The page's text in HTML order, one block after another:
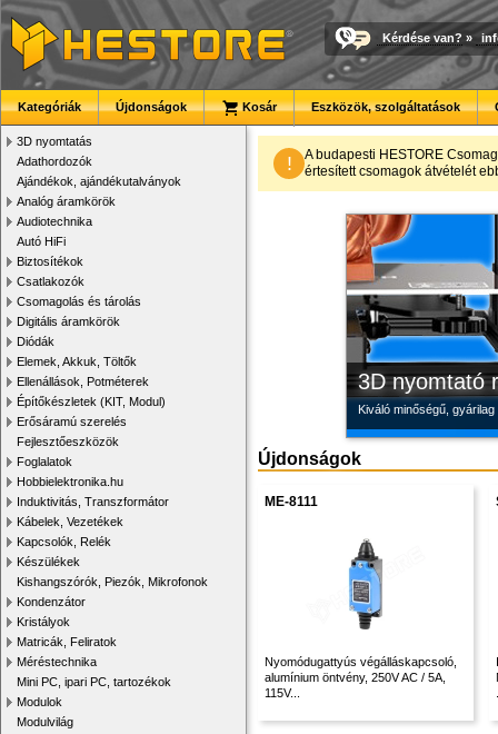
Kérdése van? »
Kategóriák Újdonságok Kosár Eszközök, szolgáltatások
3D nyomtatás
Adathordozók
Ajándékok, ajándékutalványok
Analóg áramkörök
Audiotechnika
Autó HiFi
Biztosítékok
Csatlakozók
Csomagolás és tárolás
Digitális áramkörök
Diódák
Elemek, Akkuk, Töltők
Ellenállások, Potméterek
Építőkészletek (KIT, Modul)
Erősáramú szerelés
Fejlesztőeszközök
Foglalatok
Hobbielektronika.hu
Induktivitás, Transzformátor
Kábelek, Vezetékek
Kapcsolók, Relék
Készülékek
Kishangszórók, Piezók, Mikrofonok
Kondenzátor
Kristályok
Matricák, Feliratok
Méréstechnika
Mini PC, ipari PC, tartozékok
Modulok
Modulvilág
!
A budapesti HESTORE
értesített csomagok átvételét
3D nyomtató
Kiváló minőségű,
Megbízható
Új, modern
Új PLA
Kiváló árfekvésű, sok
Modulvilág
Fejlesztés, szórakozás
Újdonságok
ME-8111
Nyomódugattyús végálláskapcsoló,
alumínium öntvény, 250V AC / 5A,
115V...